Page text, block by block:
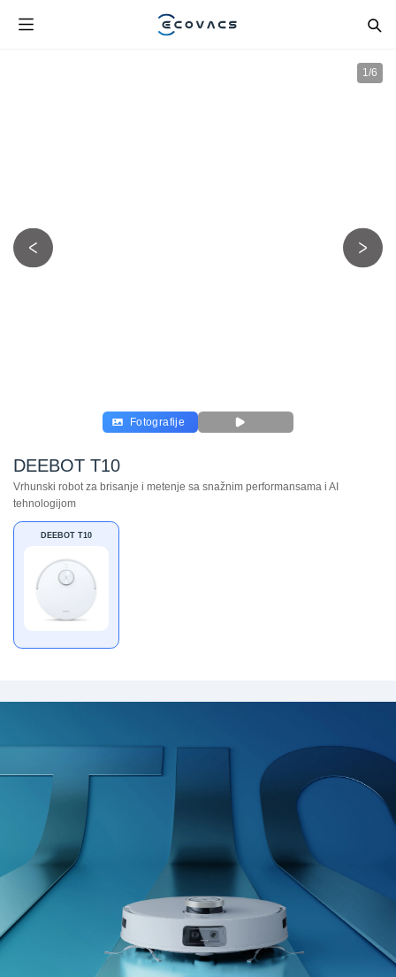
1/6
Fotografije
DEEBOT T10
Vrhunski robot za brisanje i metenje sa snažnim performansama i AI
tehnologijom
DEEBOT T10